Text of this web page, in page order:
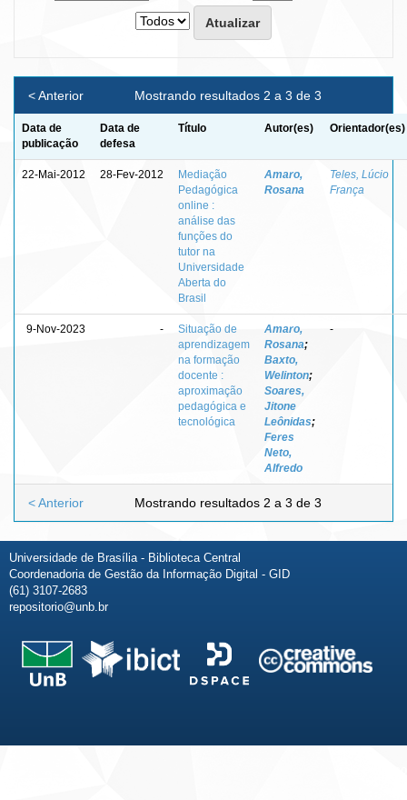
Mostrando resultados 2 a 3 de 3
< Anterior
Data de
publicação
Data de
defesa
Título Autor(es) Orientador(es)
22-Mai-2012 28-Fev-2012
Mediação
Pedagógica
online :
análise das
funções do
tutor na
Universidade
Aberta do
Brasil
Amaro,
Rosana
Teles, Lúcio
França
9-Nov-2023 -
Situação de
aprendizagem
na formação
docente :
aproximação
pedagógica e
tecnológica
Amaro,
Rosana;
Baxto,
Welinton;
Soares,
Jitone
Leônidas;
Feres
Neto,
Alfredo
-
Mostrando resultados 2 a 3 de 3
< Anterior
Universidade de Brasília - Biblioteca Central
Coordenadoria de Gestão da Informação Digital - GID
(61) 3107-2683
repositorio@unb.br